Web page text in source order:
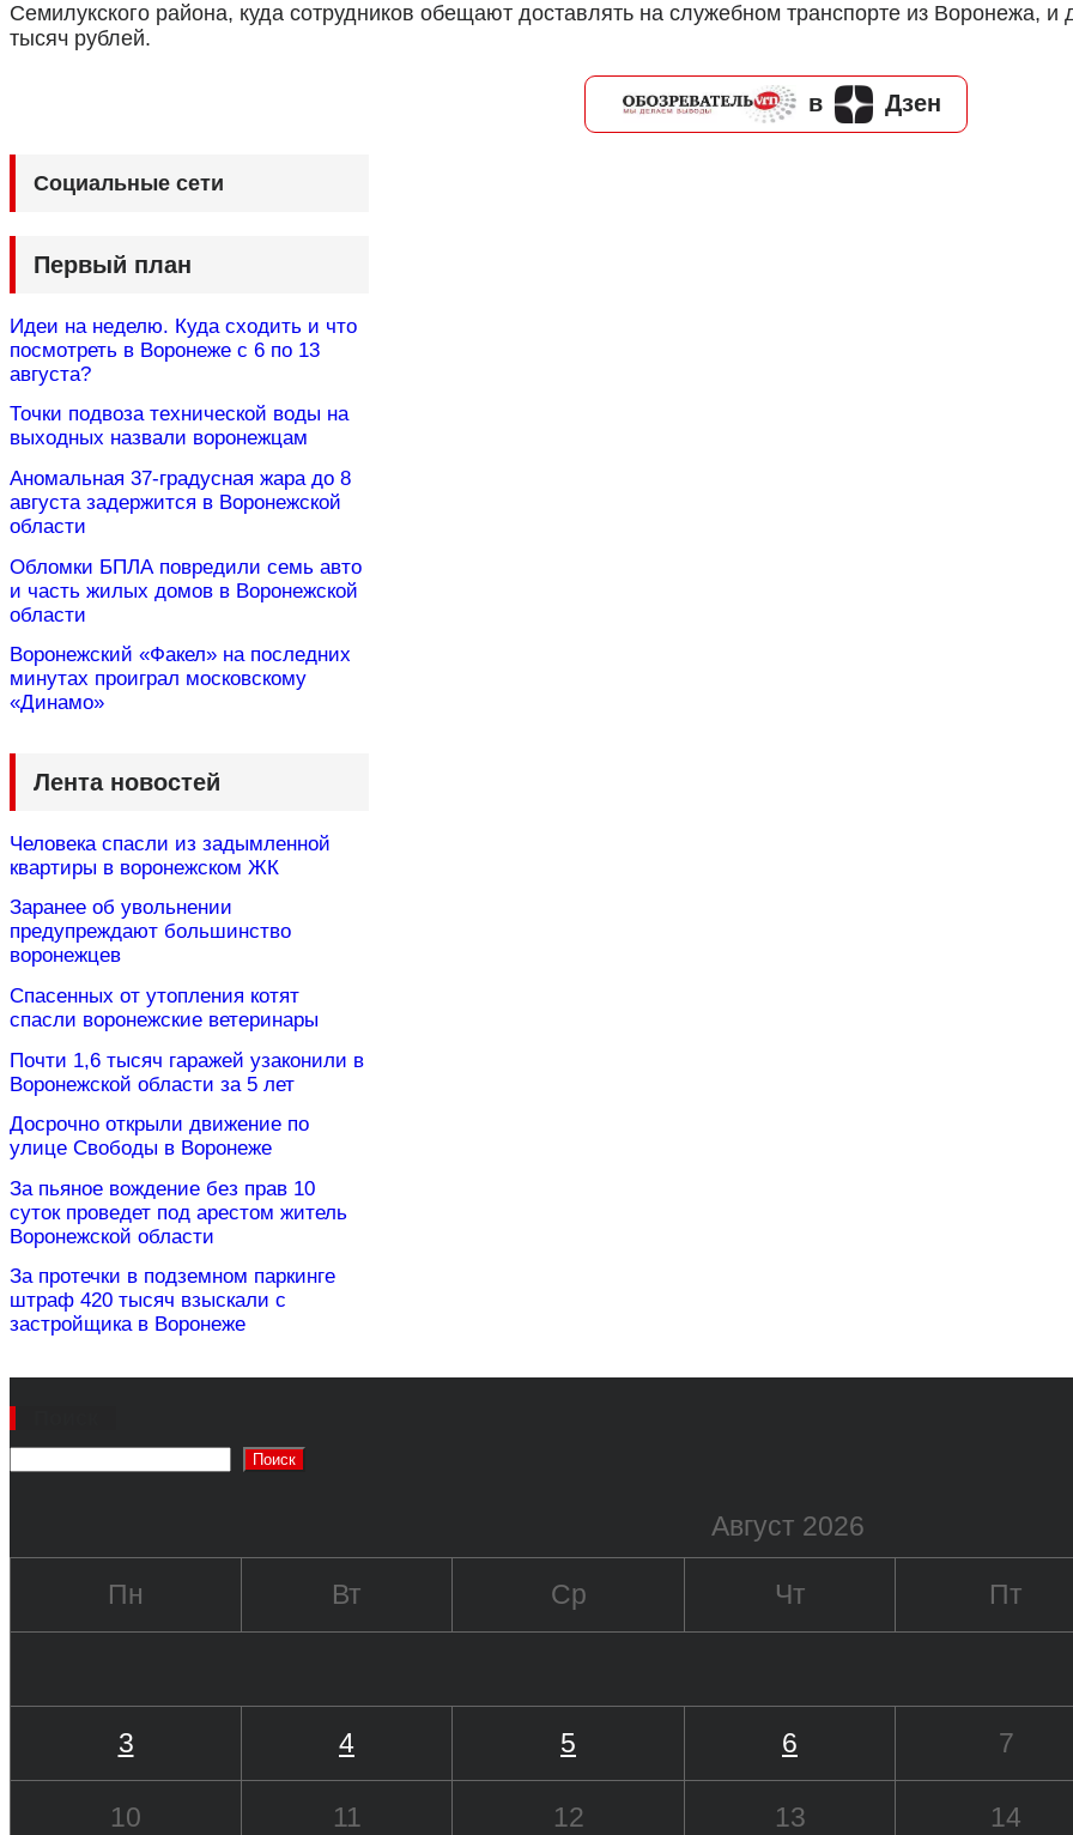
Семилукского района, куда сотрудников обещают доставлять на служебном транспорте из Воронежа,
тысяч рублей.
в Дзен
Социальные сети
Первый план
Идеи на неделю. Куда сходить и что
посмотреть в Воронеже с 6 по 13
августа?
Точки подвоза технической воды на
выходных назвали воронежцам
Аномальная 37-градусная жара до 8
августа задержится в Воронежской
области
Обломки БПЛА повредили семь авто
и часть жилых домов в Воронежской
области
Воронежский «Факел» на последних
минутах проиграл московскому
«Динамо»
Лента новостей
Человека спасли из задымленной
квартиры в воронежском ЖК
Заранее об увольнении
предупреждают большинство
воронежцев
Спасенных от утопления котят
спасли воронежские ветеринары
Почти 1,6 тысяч гаражей узаконили в
Воронежской области за 5 лет
Досрочно открыли движение по
улице Свободы в Воронеже
За пьяное вождение без прав 10
суток проведет под арестом житель
Воронежской области
За протечки в подземном паркинге
штраф 420 тысяч взыскали с
застройщика в Воронеже
Поиск
Август 2026
Пн Вт Ср Чт Пт
3 4 5 6 7
10 11 12 13 14